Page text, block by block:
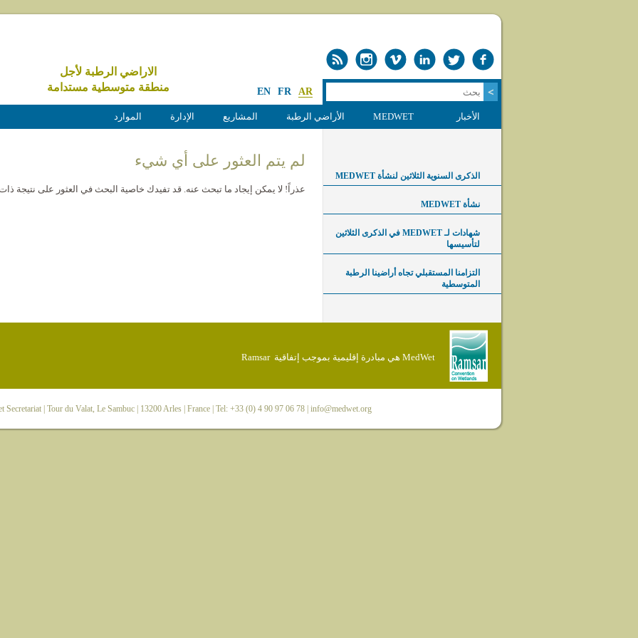
الاراضي الرطبة لأجل
منطقة متوسطية مستدامة
EN FR AR
الأخبار MEDWET الأراضي الرطبة المشاريع الإدارة الموارد
لم يتم العثور على أي شيء
عذراً! لا يمكن إيجاد ما تبحث عنه. قد تفيدك خاصية البحث في العثور على نتيجة
الذكرى السنوية الثلاثين لنشأة MEDWET
نشأة MEDWET
شهادات لـ MEDWET في الذكرى الثلاثين
لتأسيسها
التزامنا المستقبلي تجاه أراضينا الرطبة
المتوسطية
MedWet هي مبادرة إقليمية بموجب إتفاقية Ramsar
Secretariat| Tour du Valat, Le Sambuc | 13200 Arles | France | Tel: +33 (0) 4 90 97 06 78 | info@medwet.org